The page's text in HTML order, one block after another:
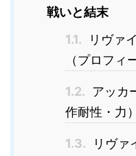
戦いと結末
1.1.
リヴァ
（プロフィ
1.2. アッカ
作耐性・力）
1.3.
リヴァ